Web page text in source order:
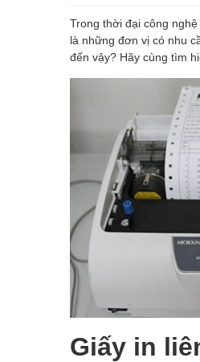
Trong thời đại công
là những đơn vị có nhu
đến vậy? Hãy cùng tìm
Giấy in